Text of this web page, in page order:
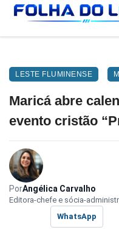
LESTE FLUMINENSE
Maricá abre
evento cristão
PorAngélica Carvalho
Editora-chefe e sócia-
WhatsApp